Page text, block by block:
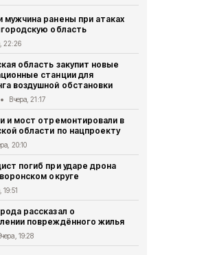
ранены при атаках
область
22:26
область закупит новые
станции для
воздушной обстановки
Вчера, 21:17
и мост отремонтировали в
области по нацпроекту
20:10
погиб при ударе дрона
округе
19:51
рассказал о
повреждённого жилья
19:28